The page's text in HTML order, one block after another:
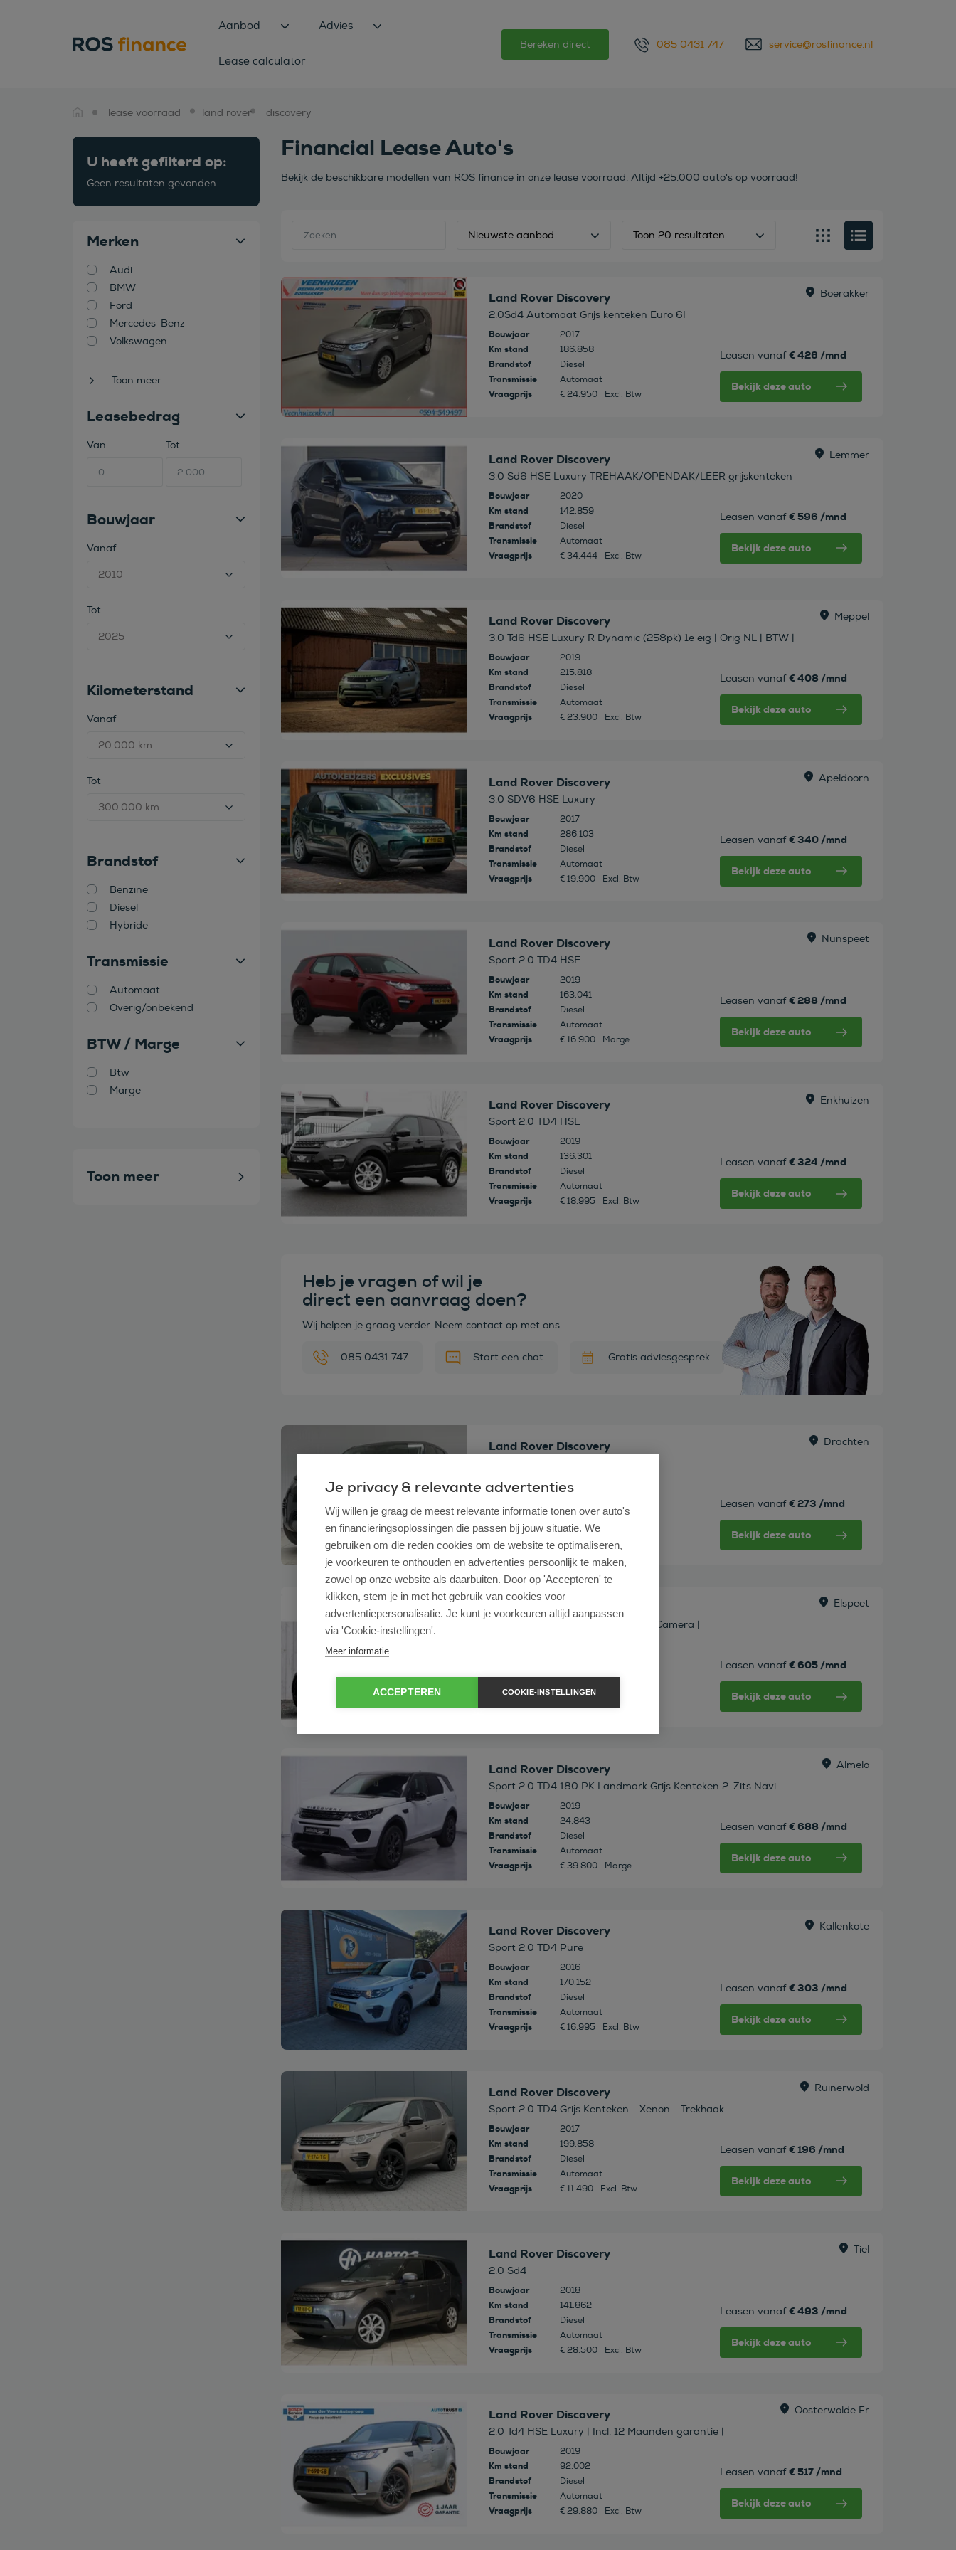
Aanbod Advies
Lease calculator
Bereken direct 085 0431 747 service@rosfinance.nl
lease voorraad land rover discovery
U heeft gefilterd op:
Geen resultaten gevonden
Merken
Audi
BMW
Ford
Mercedes-Benz
Volkswagen
Toon meer
Leasebedrag
Van Tot
Bouwjaar
Vanaf
Tot
Kilometerstand
Vanaf
Tot
Brandstof
Benzine
Diesel
Hybride
Transmissie
Automaat
Overig/onbekend
BTW / Marge
Btw
Marge
Toon meer
Financial Lease Auto's
Bekijk de beschikbare modellen van ROS finance in onze lease voorraad. Altijd +25.000 auto's op voorraad!
Nieuwste aanbod Toon 20 resultaten
Bekijk deze auto Boerakker
Land Rover Discovery
2.0Sd4 Automaat Grijs kenteken Euro 6!
Bouwjaar 2017
Km stand 186.858
Brandstof Diesel
Transmissie Automaat
Vraagprijs € 24.950 Excl. Btw
Leasen vanaf € 426 /mnd
Bekijk deze auto
Lemmer
Land Rover Discovery
3.0 Sd6 HSE Luxury TREHAAK/OPENDAK/LEER grijskenteken
Bouwjaar 2020
Km stand 142.859
Brandstof Diesel
Transmissie Automaat
Vraagprijs € 34.444 Excl. Btw
Leasen vanaf € 596 /mnd
Bekijk deze auto
Bekijk deze auto Meppel
Land Rover Discovery
3.0 Td6 HSE Luxury R Dynamic (258pk) 1e eig | Orig NL | BTW |
Bouwjaar 2019
Km stand 215.818
Brandstof Diesel
Transmissie Automaat
Vraagprijs € 23.900 Excl. Btw
Leasen vanaf € 408 /mnd
Bekijk deze auto
Bekijk deze auto Apeldoorn
Land Rover Discovery
3.0 SDV6 HSE Luxury
Bouwjaar 2017
Km stand 286.103
Brandstof Diesel
Transmissie Automaat
Vraagprijs € 19.900 Excl. Btw
Leasen vanaf € 340 /mnd
Bekijk deze auto
Nunspeet
Land Rover Discovery
Sport 2.0 TD4 HSE
Bouwjaar 2019
Km stand 163.041
Brandstof Diesel
Transmissie Automaat
Vraagprijs € 16.900 Marge
Leasen vanaf € 288 /mnd
Bekijk deze auto
Bekijk deze auto Enkhuizen
Land Rover Discovery
Sport 2.0 TD4 HSE
Bouwjaar 2019
Km stand 136.301
Brandstof Diesel
Transmissie Automaat
Vraagprijs € 18.995 Excl. Btw
Leasen vanaf € 324 /mnd
Bekijk deze auto
Heb je vragen of wil je
direct een aanvraag doen?
Wij helpen je graag verder. Neem contact op met ons.
085 0431 747 Start een chat Gratis adviesgesprek
Bekijk deze auto Drachten
Land Rover Discovery
Bouwjaar 2017
Brandstof Diesel
Transmissie Automaat
Vraagprijs € 15.995 Excl. Btw
Leasen vanaf € 273 /mnd
Bekijk deze auto
Bekijk deze auto Elspeet
Land Rover Discovery
2.0 Si4 SE | Trekhaak | Pano-dak | Camera |
Benzine
Transmissie Automaat
Leasen vanaf € 605 /mnd
Bekijk deze auto
Almelo
Land Rover Discovery
Sport 2.0 TD4 180 PK Landmark Grijs Kenteken 2-Zits Navi
Bouwjaar 2019
Km stand 24.843
Brandstof Diesel
Transmissie Automaat
Vraagprijs € 39.800 Marge
Leasen vanaf € 688 /mnd
Bekijk deze auto
Bekijk deze auto Kallenkote
Land Rover Discovery
Sport 2.0 TD4 Pure
Bouwjaar 2016
Km stand 170.152
Brandstof Diesel
Transmissie Automaat
Vraagprijs € 16.995 Excl. Btw
Leasen vanaf € 303 /mnd
Bekijk deze auto
Ruinerwold
Land Rover Discovery
Sport 2.0 TD4 Grijs Kenteken - Xenon - Trekhaak
Bouwjaar 2017
Km stand 199.858
Brandstof Diesel
Transmissie Automaat
Vraagprijs € 11.490 Excl. Btw
Leasen vanaf € 196 /mnd
Bekijk deze auto
Bekijk deze auto Tiel
Land Rover Discovery
2.0 Sd4
Bouwjaar 2018
Km stand 141.862
Brandstof Diesel
Transmissie Automaat
Vraagprijs € 28.500 Excl. Btw
Leasen vanaf € 493 /mnd
Bekijk deze auto
Bekijk deze auto Oosterwolde Fr
Land Rover Discovery
2.0 Td4 HSE Luxury | Incl. 12 Maanden garantie |
Bouwjaar 2019
Km stand 92.002
Brandstof Diesel
Transmissie Automaat
Vraagprijs € 29.880 Excl. Btw
Leasen vanaf € 517 /mnd
Bekijk deze auto
Je privacy & relevante advertenties
Wij willen je graag de meest relevante informatie tonen over auto's
en financieringsoplossingen die passen bij jouw situatie. We
gebruiken om die reden cookies om de website te optimaliseren,
je voorkeuren te onthouden en advertenties persoonlijk te maken,
zowel op onze website als daarbuiten. Door op 'Accepteren' te
klikken, stem je in met het gebruik van cookies voor
advertentiepersonalisatie. Je kunt je voorkeuren altijd aanpassen
via 'Cookie-instellingen'.
Meer informatie
ACCEPTEREN COOKIE-INSTELLINGEN